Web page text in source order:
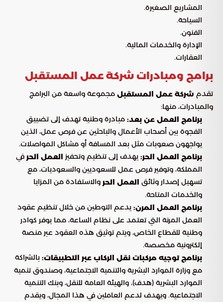
المشاريع الصغيرة.
السياحة.
الفنون.
الإدارة والخدمات المالية.
العقارات.
برامج ومبادرات شركة عمل المستقبل
تقدم شركة عمل المستقبل مجموعة واسعة من البرامج
والمبادرات، منها:
برنامج العمل عن بعد: مبادرة وطنية تهدف إلى تضييق
الفجوة بين أصحاب الأعمال والباحثين عن فرص عمل، الذين
يواجهون صعوبات مثل بعد المسافة أو مشاكل المواصلات.
برنامج العمل الحر: يهدف إلى تنظيم وتحفيز العمل الحر في
المملكة، وتوفير فرص عمل للسعوديين والسعوديات، مع
تسهيل إصدار وثائق العمل الحر والاستفادة من المزايا
والخدمات المتاحة.
برنامج العمل المرن: يدعم التوطين من خلال تنظيم عقود
العمل المرنة التي تعتمد على نظام الساعة، مما يوفر كوادر
وطنية للقطاع الخاص، ويتم توثيق هذه العقود عبر منصة
إلكترونية مخصصة.
برنامج توجيه مركبات نقل الركاب عبر التطبيقات: بالشراكة
مع وزارة الموارد البشرية والتنمية الاجتماعية، وصندوق تنمية
الموارد البشرية (هدف)، والهيئة العامة للنقل، وبنك التنمية
الاجتماعية. ويهدف لدعم العاملين في هذا المجال، ويقدم